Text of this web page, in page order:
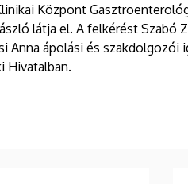
Központ
látja el. A felkérést Szabó
Anna ápolási és szakdolgozói
Hivatalban.